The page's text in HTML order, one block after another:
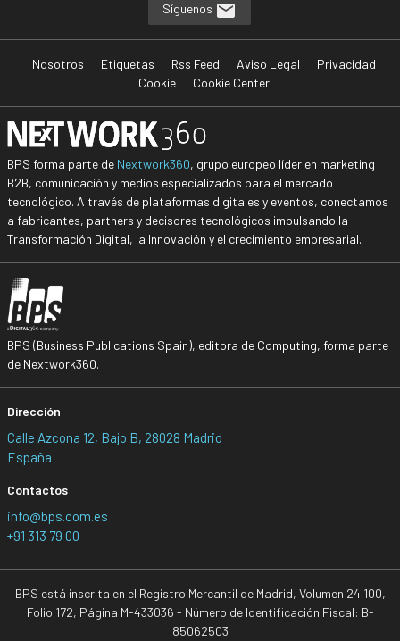
Síguenos
Nosotros Etiquetas Rss Feed Aviso Legal
Privacidad
Cookie
Cookie Center
BPS forma parte de Nextwork360, grupo europeo líder en marketing
B2B, comunicación y medios especializados para el mercado
tecnológico. A través de plataformas digitales y eventos, conectamos
a fabricantes, partners y decisores tecnológicos impulsando la
Transformación Digital, la Innovación y el crecimiento empresarial.
BPS (Business Publications Spain), editora de Computing, forma parte
de Nextwork360.
Dirección
Calle Azcona 12, Bajo B, 28028 Madrid
España
Contactos
info@bps.com.es
+91 313 79 00
BPS está inscrita en el Registro Mercantil de Madrid, Volumen 24.100,
Folio 172, Página M-433036 - Número de Identificación Fiscal: B-
85062503